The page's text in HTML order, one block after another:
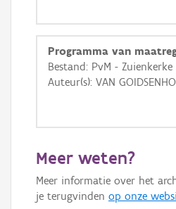
Ortho
GRB-Basiskaart
GRB-Basiskaart in
Programma van
Bestand: PvM -
Auteur(s): VAN
Meer weten?
Meer informatie over het
je terugvinden op onze